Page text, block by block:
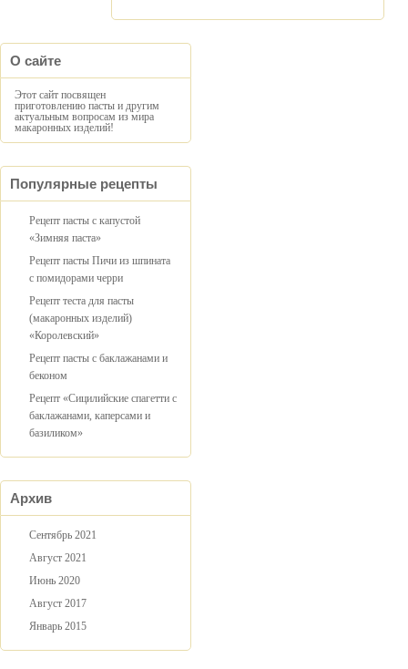
О сайте
Этот сайт посвящен
приготовлению пасты и другим
актуальным вопросам из мира
макаронных изделий!
Популярные рецепты
Рецепт пасты с капустой
«Зимняя паста»
Рецепт пасты Пичи из шпината
с помидорами черри
Рецепт теста для пасты
(макаронных изделий)
«Королевский»
Рецепт пасты с баклажанами и
беконом
Рецепт «Сицилийские спагетти с
баклажанами, каперсами и
базиликом»
Архив
Сентябрь 2021
Август 2021
Июнь 2020
Август 2017
Январь 2015